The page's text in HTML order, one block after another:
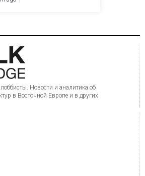
Новости и аналитика об
в Восточной Европе и в других